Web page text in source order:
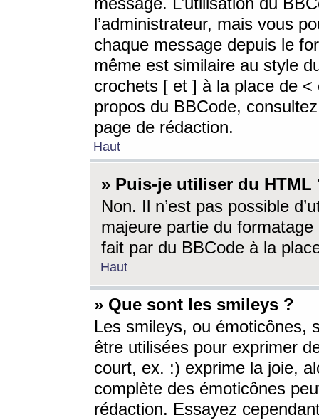
l’administrateur, mais vous
chaque message depuis le
même est similaire au style
crochets [ et ] à la place de <
propos du BBCode,
page de rédaction.
Haut
» Puis-je utiliser du HTML
Non. Il n’est pas possible
majeure partie du
fait par du BBCode à la
Haut
» Que sont les smileys ?
Les smileys, ou émoticônes,
être utilisées pour exprimer
court, ex. :) exprime la joie,
complète des émoticônes
rédaction. Essayez